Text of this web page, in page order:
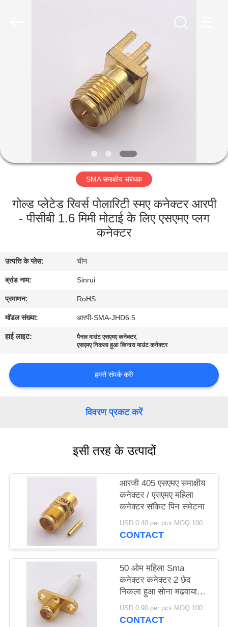
में
भ्रमण
नियंत्रण
संपर्क
करें
एक
की
विनती
PRIVACY
SMA समाक्षीय संबंधक
गोल्ड प्लेटेड रिवर्स पोलारिटी स्मए कनेक्टर आरपी
- पीसीबी 1.6 मिमी मोटाई के लिए एसएमए प्लग
कनेक्टर
उत्पत्ति के प्लेस: चीन
ब्रांड नाम: Sinrui
प्रमाणन: RoHS
मॉडल संख्या: आरपी-SMA-JHD6.5
हाई लाइट: पैनल माउंट एसएमए कनेक्टर,
एसएमए निकला हुआ किनारा माउंट कनेक्टर
हमसे संपर्क करें!
विवरण प्रकट करें
इसी तरह के उत्पादों
आरजी 405 एसएमए समाक्षीय
कनेक्टर / एसएमए महिला
कनेक्टर सॉकेट पिन समेटना
USD 0.40 per pcs MOQ:1000 टुकड़े
CONTACT
50 ओम महिला Sma
कनेक्टर कनेक्टर 2 छेद
निकला हुआ सोना मढ़वाया
साथ माउंट
USD 0.90 per pcs MOQ:1000 टुकड़े
CONTACT